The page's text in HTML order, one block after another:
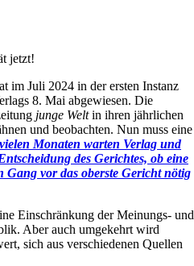
jetzt!
im Juli 2024 in der ersten Instanz
8. Mai abgewiesen. Die
junge Weltin ihren jährlichen
und beobachten. Nun muss eine
Monaten warten Verlag und
des Gerichtes, ob eine
Gang vor das oberste Gericht nötig
Einschränkung der Meinungs- und
Aber auch umgekehrt wird
sich aus verschiedenen Quellen